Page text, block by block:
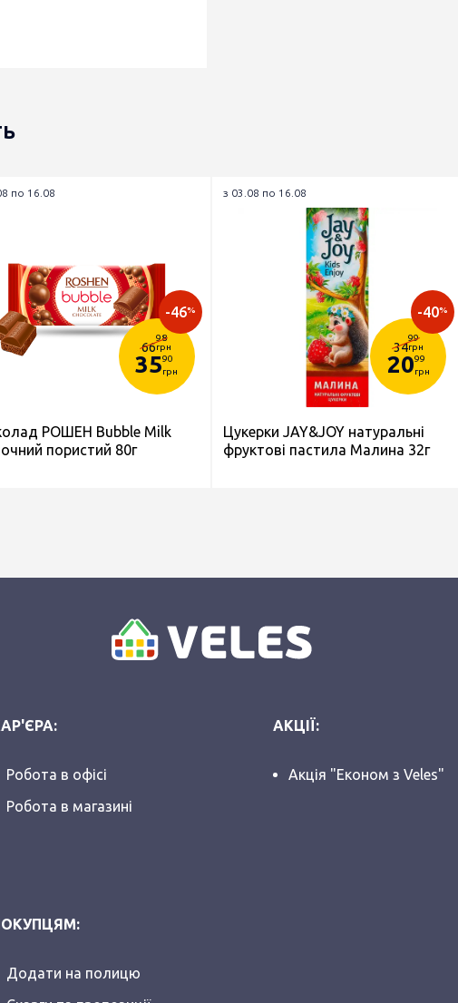
по 16.08
66
98
грн
3590
грн
-46%
РОШЕН Bubble Milk
пористий 80г
з 03.08 по 16.08
34
99
грн
2099
грн
-40%
Цукерки JAY&JOY натуральні
фруктові пастила Малина 32г
Робота в офісі
Робота в магазині
АКЦІЇ:
Акція "Економ з Veles"
Додати на полицю